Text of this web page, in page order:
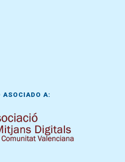
ASOCIADO A: